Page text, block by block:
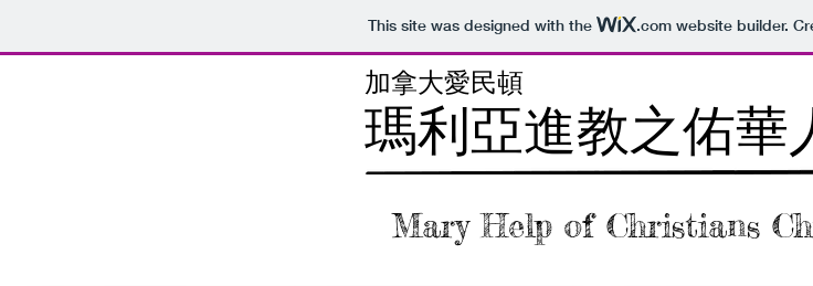
This site was designed with the .comwebsite builder.
加拿大愛民頓
瑪利亞進教之佑華
Mary Help of Christians